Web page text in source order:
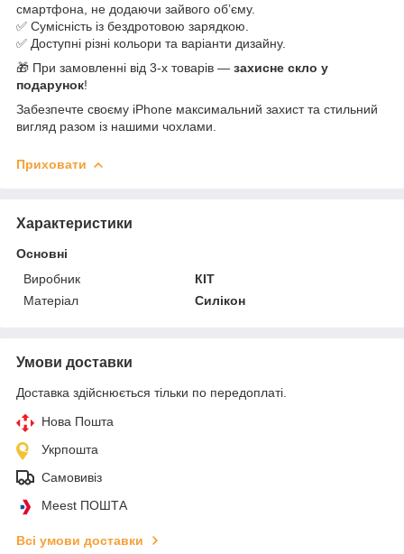
смартфона, не додаючи зайвого об’єму.
✅ Сумісність із бездротовою зарядкою.
✅ Доступні різні кольори та варіанти дизайну.
🎁 При замовленні від 3-х товарів — захисне скло у
подарунок!
Забезпечте своєму iPhone максимальний захист та стильний
вигляд разом із нашими чохлами.
Приховати
Характеристики
Основні
Виробник
КІТ
Матеріал
Силікон
Умови доставки
Доставка здійснюється тільки по передоплаті.
Нова Пошта
Укрпошта
Самовивіз
Meest ПОШТА
Всі умови доставки